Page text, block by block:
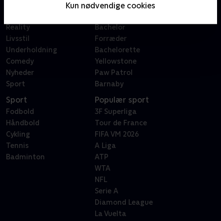
Kun nødvendige cookies
Reality
Livsstil
Underholdning
Comedy
Nyheder
Sport
Sygeplejeskolen
Bachelor
Forræder
Bachelorette
Yellowstone
Paw Patrol
Barnaby
Sport
Fodbold
Håndbold
Cykling
Tennis
Badminton
Populær sport
3F Superliga
Tour de France
FIFA VM 2026
A Liga
ATP
WTA
NFL
Serie A
Diamond League
La Vuelta